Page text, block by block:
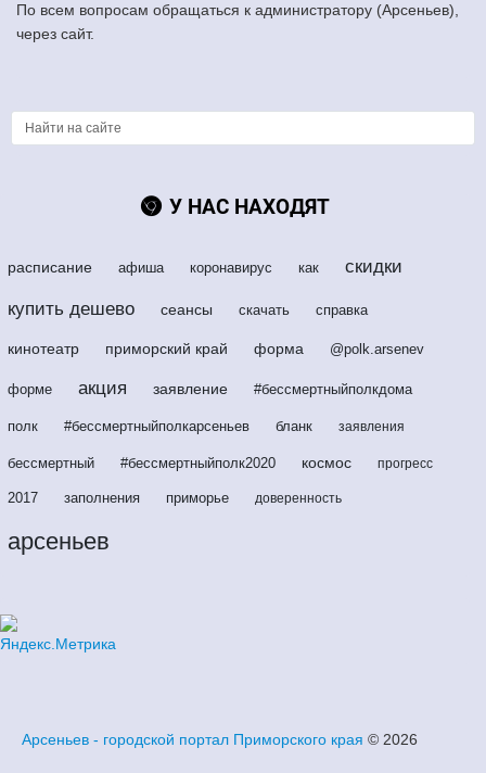
По всем вопросам обращаться к администратору (Арсеньев),
через сайт.
У НАС НАХОДЯТ
расписание афиша коронавирус как скидки
купить дешево сеансы скачать справка
кинотеатр приморский край форма @polk.arsenev
форме акция заявление #бессмертныйполкдома
полк #бессмертныйполкарсеньев бланк заявления
бессмертный #бессмертныйполк2020 космос прогресс
2017 заполнения приморье доверенность
арсеньев
Арсеньев - городской портал Приморского края © 2026